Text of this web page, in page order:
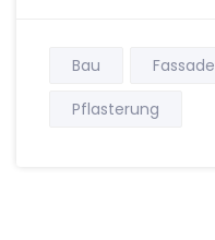
Bau Fassade
Pflasterung